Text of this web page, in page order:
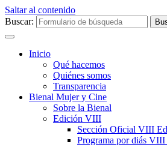
Saltar al contenido
Buscar:
Inicio
Qué hacemos
Quiénes somos
Transparencia
Bienal Mujer y Cine
Sobre la Bienal
Edición VIII
Sección Oficial VIII
Programa por diás